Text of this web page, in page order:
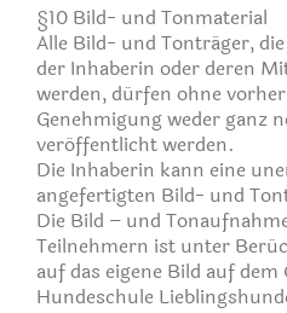
§10 Bild- und Tonmaterial
Alle Bild- und Tonträger,
der Inhaberin oder deren
werden, dürfen ohne
Genehmigung weder ganz
veröffentlicht werden.
Die Inhaberin kann eine
angefertigten Bild- und
Die Bild – und
Teilnehmern ist unter
auf das eigene Bild auf dem
Hundeschule